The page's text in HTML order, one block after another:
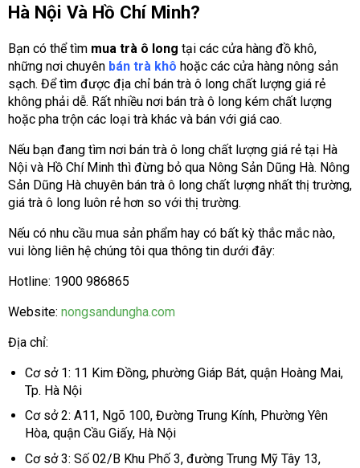
Hà Nội Và Hồ Chí Minh?
Bạn có thể tìm mua trà ô long tại các cửa hàng đồ khô,
những nơi chuyên bán trà khô hoặc các cửa hàng nông sản
sạch. Để tìm được địa chỉ bán trà ô long chất lượng giá rẻ
không phải dễ. Rất nhiều nơi bán trà ô long kém chất lượng
hoặc pha trộn các loại trà khác và bán với giá cao.
Nếu bạn đang tìm nơi bán trà ô long chất lượng giá rẻ tại Hà
Nội và Hồ Chí Minh thì đừng bỏ qua Nông Sản Dũng Hà. Nông
Sản Dũng Hà chuyên bán trà ô long chất lượng nhất thị trường,
giá trà ô long luôn rẻ hơn so với thị trường.
Nếu có nhu cầu mua sản phẩm hay có bất kỳ thắc mắc nào,
vui lòng liên hệ chúng tôi qua thông tin dưới đây:
Hotline: 1900 986865
Website: nongsandungha.com
Địa chỉ:
Cơ sở 1: 11 Kim Đồng, phường Giáp Bát, quận Hoàng Mai,
Tp. Hà Nội
Cơ sở 2: A11, Ngõ 100, Đường Trung Kính, Phường Yên
Hòa, quận Cầu Giấy, Hà Nội
Cơ sở 3: Số 02/B Khu Phố 3, đường Trung Mỹ Tây 13,